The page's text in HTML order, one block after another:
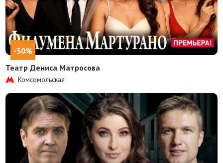
-30%
Театр Дениса Матросова
Комсомольская